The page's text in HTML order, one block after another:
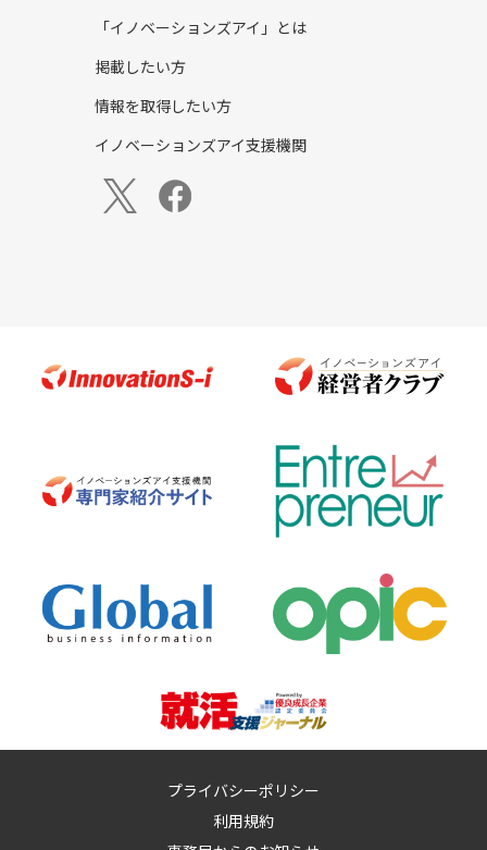
「イノベーションズアイ」とは
掲載したい方
情報を取得したい方
イノベーションズアイ支援機関
プライバシーポリシー
利用規約